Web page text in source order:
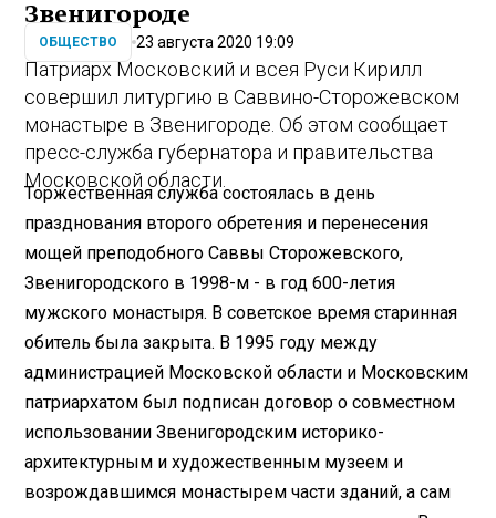
Звенигороде
ОБЩЕСТВО 23 августа 2020 19:09
Патриарх Московский и всея Руси Кирилл
совершил литургию в Саввино-Сторожевском
монастыре в Звенигороде. Об этом сообщает
пресс-служба губернатора и правительства
Московской области.
Торжественная служба состоялась в день
празднования второго обретения и перенесения
мощей преподобного Саввы Сторожевского,
Звенигородского в 1998-м - в год 600-летия
мужского монастыря. В советское время старинная
обитель была закрыта. В 1995 году между
администрацией Московской области и Московским
патриархатом был подписан договор о совместном
использовании Звенигородским историко-
архитектурным и художественным музеем и
возрождавшимся монастырем части зданий, а сам